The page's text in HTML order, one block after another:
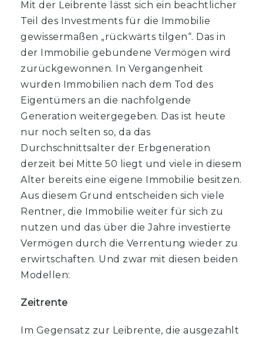
Mit der Leibrente lässt sich ein beachtlicher
Teil des Investments für die Immobilie
gewissermaßen „rückwärts tilgen“. Das in
der Immobilie gebundene Vermögen wird
zurückgewonnen. In Vergangenheit
wurden Immobilien nach dem Tod des
Eigentümers an die nachfolgende
Generation weitergegeben. Das ist heute
nur noch selten so, da das
Durchschnittsalter der Erbgeneration
derzeit bei Mitte 50 liegt und viele in diesem
Alter bereits eine eigene Immobilie besitzen.
Aus diesem Grund entscheiden sich viele
Rentner, die Immobilie weiter für sich zu
nutzen und das über die Jahre investierte
Vermögen durch die Verrentung wieder zu
erwirtschaften. Und zwar mit diesen beiden
Modellen:
Zeitrente
Im Gegensatz zur Leibrente, die ausgezahlt